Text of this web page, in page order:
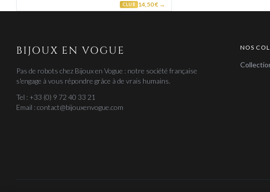
CLUB 14,50 € →
BIJOUX EN VOGUE
Pas de robots chez Bijoux en Vogue : notre société française
s'engage à vous répondre grâce à de vrais humains.
Tel : +33 (0) 9 72 40 33 21
Email : contact@bijouxenvogue.com
NOS